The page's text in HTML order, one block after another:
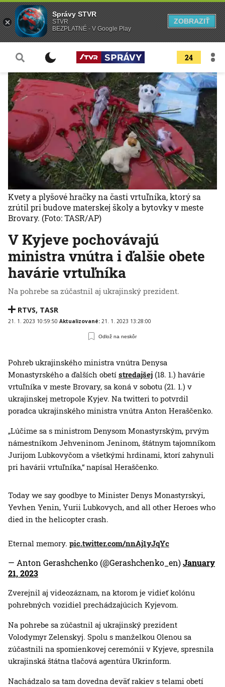
24
V Kyjeve pochovávajú
ministra vnútra i ďalšie obete
havárie vrtuľníka
Na pohrebe sa zúčastnil aj ukrajinský prezident.
RTVS, TASR
21. 1. 2023 10:59:50 Aktualizované: 21. 1. 2023 13:28:00
Odlož na neskôr
Kvety a plyšové hračky na časti vrtuľníka, ktorý sa
zrútil pri budove materskej školy a bytovky v meste
Brovary. (Foto: TASR/AP)
Pohreb ukrajinského ministra vnútra Denysa
Monastyrského a ďalších obetí stredajšej (18. 1.) havárie
vrtuľníka v meste Brovary, sa koná v sobotu (21. 1.) v
ukrajinskej metropole Kyjev. Na twitteri to potvrdil
poradca ukrajinského ministra vnútra Anton Heraščenko.
„Lúčime sa s ministrom Denysom Monastyrským, prvým
námestníkom Jehveninom Jeninom, štátnym tajomníkom
Jurijom Lubkovyčom a všetkými hrdinami, ktorí zahynuli
pri havárii vrtuľníka,“ napísal Heraščenko.
Today we say goodbye to Minister Denys Monastyrskyi,
Yevhen Yenin, Yurii Lubkovych, and all other Heroes who
died in the helicopter crash.
Eternal memory. pic.twitter.com/nnAj1yJqYc
— Anton Gerashchenko (@Gerashchenko_en)January
21, 2023
Zverejnil aj videozáznam, na ktorom je vidieť kolónu
pohrebných vozidiel prechádzajúcich Kyjevom.
Na pohrebe sa zúčastnil aj ukrajinský prezident
Volodymyr Zelenskyj. Spolu s manželkou Olenou sa
zúčastnili na spomienkovej ceremónii v Kyjeve, spresnila
ukrajinská štátna tlačová agentúra Ukrinform.
Nachádzalo sa tam dovedna deväť rakiev s telami obetí
Správy STVR
STVR
BEZPLATNÉ - V Google Play
ZOBRAZIŤ